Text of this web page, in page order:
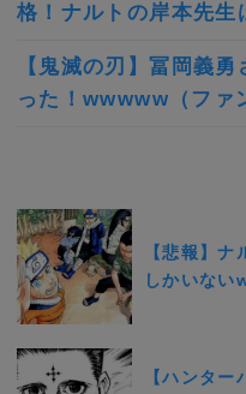
格！ナルトの岸本先生
【鬼滅の刃】冨岡義
った！wwwww（ファ
【悲報】
しかいな
【ハンタ